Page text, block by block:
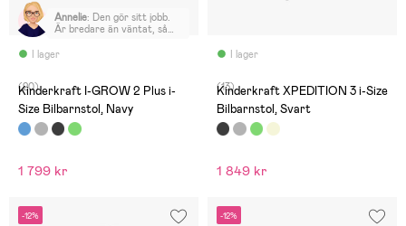
I lager
Annelie: Den gör sitt jobb.
Är bredare än väntat, så
(20)
Kinderkraft I-GROW 2 Plus i-
Size Bilbarnstol, Navy
1 799 kr
I lager
(13)
Kinderkraft XPEDITION 3 i-Size
Bilbarnstol, Svart
1 849 kr
-12% -12%